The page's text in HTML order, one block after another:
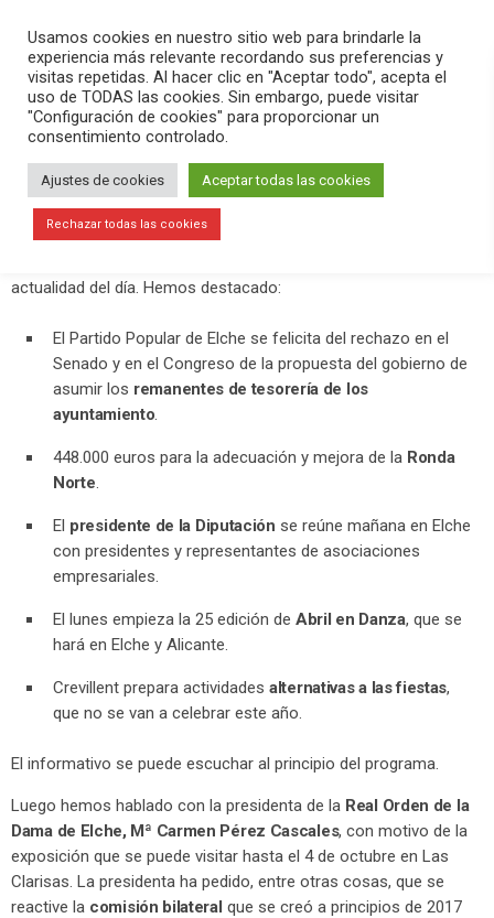
search menu pause PLAY
septiembre 10, 2020
Reclaman la reactivación de la
comisión bilateral Ayuntamiento-
Generalitat de la Dama de Elche
actualidad del día. Hemos destacado:
El Partido Popular de Elche se felicita del rechazo en el
Senado y en el Congreso de la propuesta del gobierno de
asumir los remanentes de tesorería de los
ayuntamiento
448.000 euros para la adecuación y mejora de la Ronda
Norte
El presidente de la Diputación se reúne mañana en Elche
con presidentes y representantes de asociaciones
empresariales.
El lunes empieza la 25 edición de Abril en Danza, que se
hará en Elche y Alicante.
Crevillent prepara actividades alternativas a las fiestas,
que no se van a celebrar este año.
El informativo se puede escuchar al principio del programa.
Luego hemos hablado con la presidenta de la Real Orden de la
Dama de Elche, Mª Carmen Pérez Cascales, con motivo de la
exposición que se puede visitar hasta el 4 de octubre en Las
Clarisas. La presidenta ha pedido, entre otras cosas, que se
reactive la comisión bilateral que se creó a principios de 2017
Usamos cookies en nuestro sitio web para brindarle la
experiencia más relevante recordando sus preferencias y
visitas repetidas. Al hacer clic en "Aceptar todo", acepta el
uso de TODAS las cookies. Sin embargo, puede visitar
"Configuración de cookies" para proporcionar un
consentimiento controlado.
Ajustes de cookies Aceptar todas las cookies
Rechazar todas las cookies